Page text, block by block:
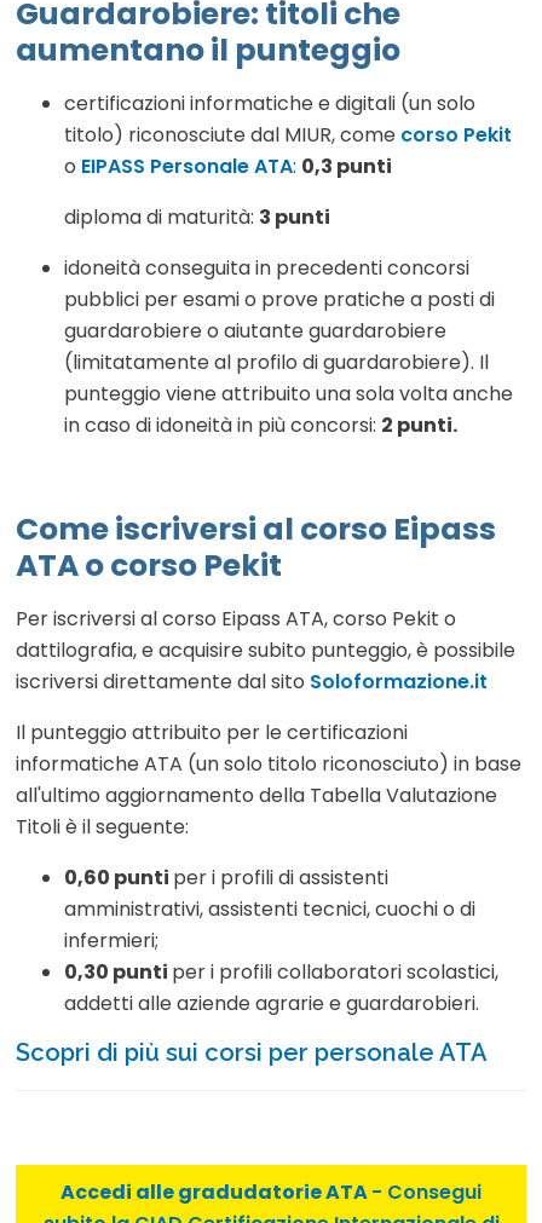
Guardarobiere: titoli che
aumentano il punteggio
certificazioni informatiche e digitali (un solo
titolo) riconosciute dal MIUR, come corso Pekit
o EIPASS Personale ATA: 0,3 punti
diploma di maturità: 3 punti
idoneità conseguita in precedenti concorsi
pubblici per esami o prove pratiche a posti di
guardarobiere o aiutante guardarobiere
(limitatamente al profilo di guardarobiere). Il
punteggio viene attribuito una sola volta anche
in caso di idoneità in più concorsi: 2 punti.
Come iscriversi al corso Eipass
ATA o corso Pekit
Per iscriversi al corso Eipass ATA, corso Pekit o
dattilografia, e acquisire subito punteggio, è possibile
iscriversi direttamente dal sito Soloformazione.it
Il punteggio attribuito per le certificazioni
informatiche ATA (un solo titolo riconosciuto) in base
all'ultimo aggiornamento della Tabella Valutazione
Titoli è il seguente:
0,60 punti per i profili di assistenti
amministrativi, assistenti tecnici, cuochi o di
infermieri;
0,30 punti per i profili collaboratori scolastici,
addetti alle aziende agrarie e guardarobieri.
Scopri di più sui corsi per personale ATA
Accedi alle gradudatorie ATA- Consegui